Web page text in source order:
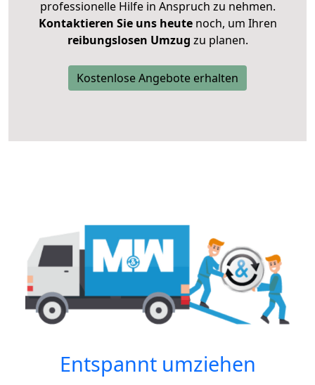
professionelle Hilfe in Anspruch zu nehmen.
Kontaktieren Sie uns heutenoch, um Ihren
reibungslosen Umzug zu planen.
Kostenlose Angebote erhalten
Entspannt umziehen